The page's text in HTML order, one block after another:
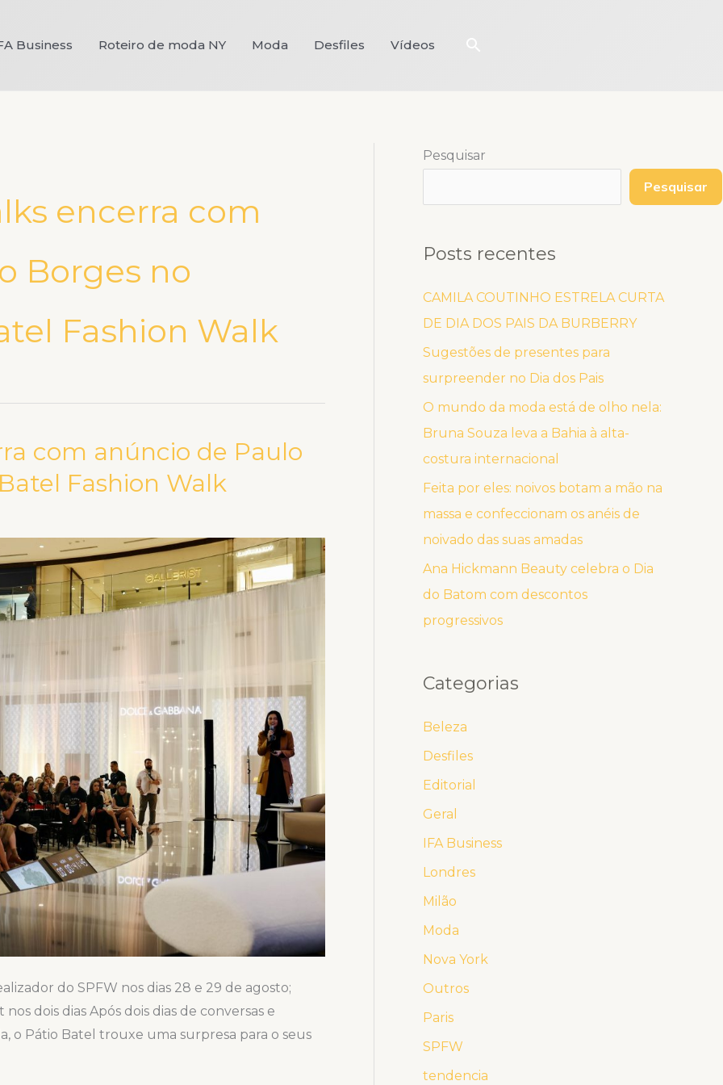
Business Roteiro de moda NY Moda Desfiles Vídeos Pesquisar
encerra com
Borges no
Fashion Walk
com anúncio de Paulo
Fashion Walk
do SPFW nos dias 28 e 29 de agosto;
dois dias Após dois dias de conversas e
o Pátio Batel trouxe uma surpresa para o seus
Pesquisar
Pesquisar
Posts recentes
CAMILA COUTINHO ESTRELA CURTA
DE DIA DOS PAIS DA BURBERRY
Sugestões de presentes para
surpreender no Dia dos Pais
O mundo da moda está de olho nela:
Bruna Souza leva a Bahia à alta-
costura internacional
Feita por eles: noivos botam a mão na
massa e confeccionam os anéis de
noivado das suas amadas
Ana Hickmann Beauty celebra o Dia
do Batom com descontos
progressivos
Categorias
Beleza
Desfiles
Editorial
Geral
IFA Business
Londres
Milão
Moda
Nova York
Outros
Paris
SPFW
tendencia